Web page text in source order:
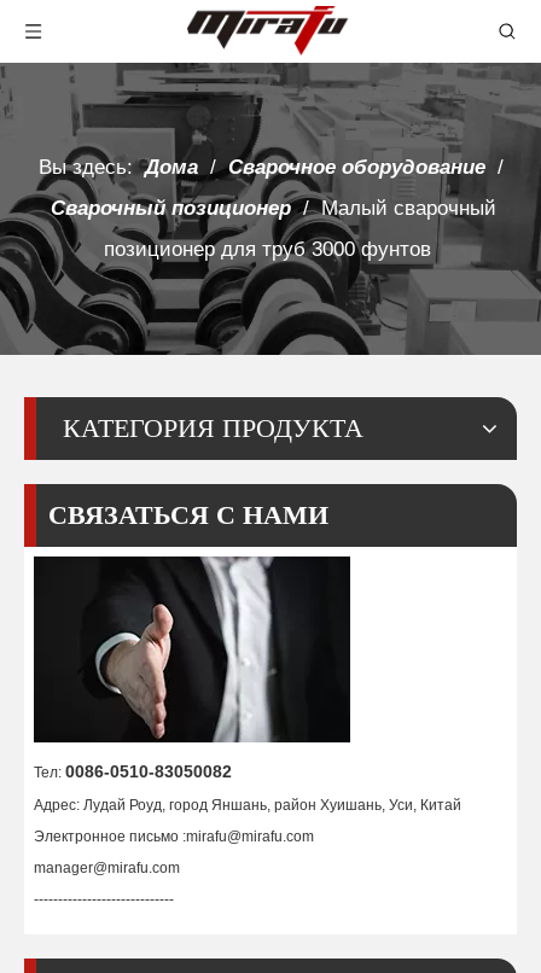
Вы здесь: Дома / Сварочное оборудование /
Сварочный позиционер / Малый сварочный
позиционер для труб 3000 фунтов
КАТЕГОРИЯ ПРОДУКТА
СВЯЗАТЬСЯ С НАМИ
Тел: 0086-0510-83050082
Адрес: Лудай Роуд, город Яншань, район Хуишань, Уси, Китай
Электронное письмо :mirafu@mirafu.com
manager@mirafu.com
-----------------------------